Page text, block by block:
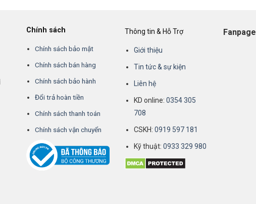
Chính sách
Chính sách bảo mật
Chính sách bán hàng
Chính sách bảo hành
Đổi trả hoàn tiền
Chính sách thanh toán
Chính sách vận chuyển
Thông tin & Hỗ Trợ
Giới thiệu
Tin tức & sự kiện
Liên hệ
KD online: 0354 305
708
CSKH: 0919 597 181
Kỹ thuật: 0933 329 980
Fanpage